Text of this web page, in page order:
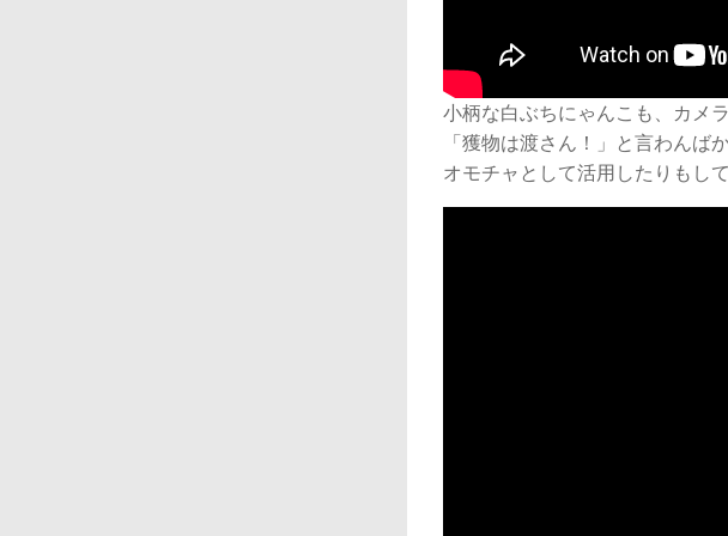
小柄な白ぶちにゃんこも、カメ
「獲物は渡さん！」と言わんば
オモチャとして活用したりもし